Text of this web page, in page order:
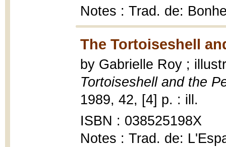
Notes : Trad. de:
The Tortoiseshell
by Gabrielle Roy ;
Tortoiseshell and the
1989, 42, [4] p. : ill.
ISBN : 038525198X
Notes : Trad. de: